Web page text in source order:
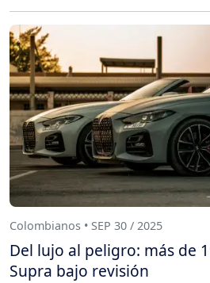
Colombianos • SEP 30 / 2025
Del lujo al peligro: más de
Supra bajo revisión